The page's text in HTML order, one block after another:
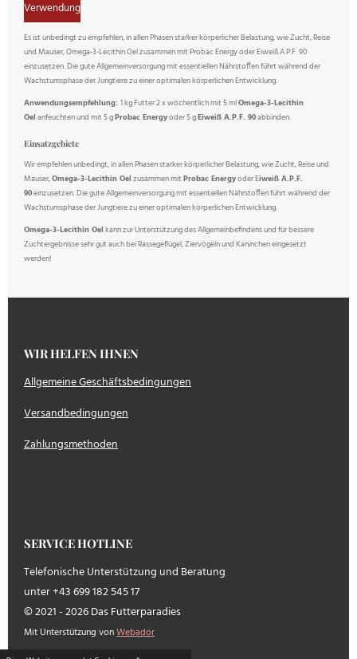
Verwendung
Es ist unbedingt zu empfehlen, in allen Phasen starker körperlicher Belastung, wie Zucht, Reise
und Mauser, Omega-3-Lecithin Oel zusammen mit Probac Energy oder Eiweiß A.P.F. 90
einzusetzen. Die gute Allgemeinversorgung mit essentiellen Nährstoffen führt während der
Wachstumsphase der Jungtiere zu einer optimalen körperlichen Entwicklung.
Anwendungsempfehlung:1 kg Futter 2 x wöchentlich mit 5 mlOmega-3-Lecithin
Oelanfeuchten und mit 5 gProbac Energyoder 5 gEiweiß A.P.F. 90abbinden.
Einsatzgebiete
Wir empfehlen unbedingt, in allen Phasen starker körperlicher Belastung, wie Zucht, Reise und
Mauser,Omega-3-Lecithin Oelzusammen mitProbac Energyoder Eiweiß A.P.F.
90einzusetzen. Die gute Allgemeinversorgung mit essentiellen Nährstoffen führt während der
Wachstumsphase der Jungtiere zu einer optimalen körperlichen Entwicklung.
Omega-3-Lecithin Oelkann zur Unterstützung des Allgemeinbefindens und für bessere
Zuchtergebnisse sehr gut auch bei Rassegeflügel, Ziervögeln und Kaninchen eingesetzt
werden!
WIR HELFEN IHNEN
Allgemeine Geschäftsbedingungen
Versandbedingungen
Zahlungsmethoden
SERVICE HOTLINE
Telefonische Unterstützung und Beratung
unter +43 699 182 545 17
© 2021 - 2026 Das Futterparadies
Mit Unterstützung vonWebador